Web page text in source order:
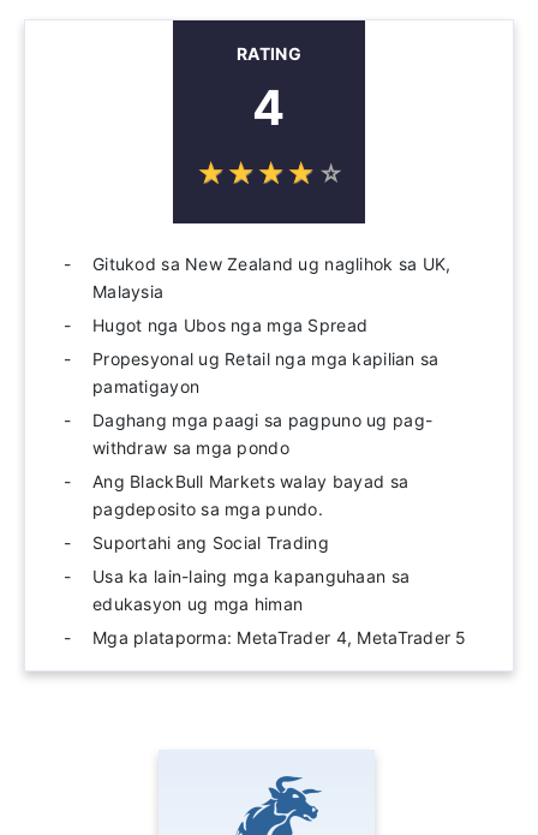
RATING
4
☆☆☆☆ ☆
★★★★ ★
Gitukod sa New Zealand ug naglihok sa UK,
Malaysia
Hugot nga Ubos nga mga Spread
Propesyonal ug Retail nga mga kapilian sa
pamatigayon
Daghang mga paagi sa pagpuno ug pag-
withdraw sa mga pondo
Ang BlackBull Markets walay bayad sa
pagdeposito sa mga pundo.
Suportahi ang Social Trading
Usa ka lain-laing mga kapanguhaan sa
edukasyon ug mga himan
Mga plataporma: MetaTrader 4, MetaTrader 5